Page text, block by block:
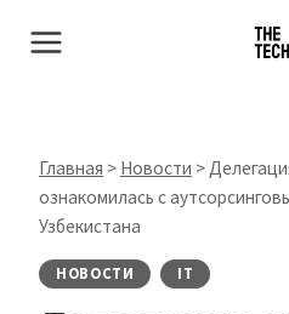
Главная > Новости >
ознакомилась с
Узбекистана
НОВОСТИ IT